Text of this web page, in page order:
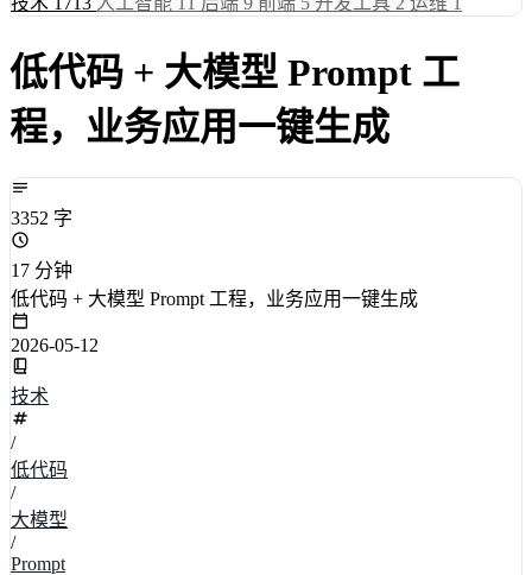
低代码 + 大模型 Prompt 工
程，业务应用一键生成
3352 字
17 分钟
低代码 + 大模型 Prompt 工程，业务应用一键生成
2026-05-12
技术
/
低代码
/
大模型
/
Prompt